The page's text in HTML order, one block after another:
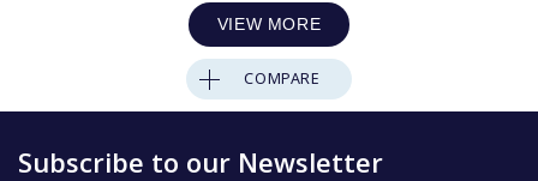
VIEW MORE
COMPARE
Subscribe to our Newsletter